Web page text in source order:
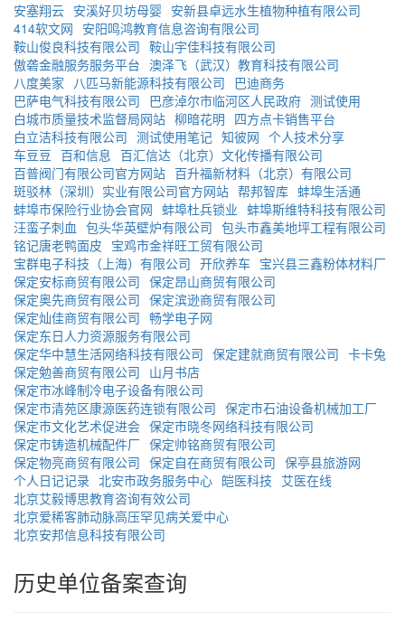
安塞翔云 安溪好贝坊母婴 安新县卓远水生植物种植有限公司
414软文网 安阳鸣鸿教育信息咨询有限公司
鞍山俊良科技有限公司 鞍山宇佳科技有限公司
傲砻金融服务服务平台 澳泽飞（武汉）教育科技有限公司
八度美家 八匹马新能源科技有限公司 巴迪商务
巴萨电气科技有限公司 巴彦淖尔市临河区人民政府 测试使用
白城市质量技术监督局网站 柳暗花明 四方点卡销售平台
白立洁科技有限公司 测试使用笔记 知彼网 个人技术分享
车豆豆 百和信息 百汇信达（北京）文化传播有限公司
百普阀门有限公司官方网站 百升福新材料（北京）有限公司
斑驳林（深圳）实业有限公司官方网站 帮邦智库 蚌埠生活通
蚌埠市保险行业协会官网 蚌埠杜兵锁业 蚌埠斯维特科技有限公司
汪蛮子刺血 包头华英壁炉有限公司 包头市鑫美地坪工程有限公司
铭记唐老鸭面皮 宝鸡市金祥旺工贸有限公司
宝群电子科技（上海）有限公司 开欣养车 宝兴县三鑫粉体材料厂
保定安标商贸有限公司 保定昂山商贸有限公司
保定奥先商贸有限公司 保定滨逊商贸有限公司
保定灿佳商贸有限公司 畅学电子网
保定东日人力资源服务有限公司
保定华中慧生活网络科技有限公司 保定建就商贸有限公司 卡卡兔
保定勉善商贸有限公司 山月书店
保定市冰峰制冷电子设备有限公司
保定市清苑区康源医药连锁有限公司 保定市石油设备机械加工厂
保定市文化艺术促进会 保定市晓冬网络科技有限公司
保定市铸造机械配件厂 保定帅铭商贸有限公司
保定物亮商贸有限公司 保定自在商贸有限公司 保亭县旅游网
个人日记记录 北安市政务服务中心 皑医科技 艾医在线
北京艾毅博思教育咨询有效公司
北京爱稀客肺动脉高压罕见病关爱中心
北京安邦信息科技有限公司
历史单位备案查询